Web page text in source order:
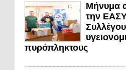
Μήνυμα
την
πυρόπληκτους